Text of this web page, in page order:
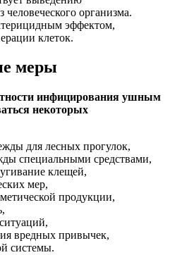
человеческого организма.
эффектом,
клеток.
меры
инфицирования ушным
некоторых
для лесных прогулок,
специальными средствами,
клещей,
мер,
продукции,
вредных привычек,
системы.